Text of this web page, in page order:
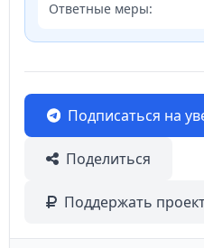
Ответные меры:
Подписаться на
Поделиться
Поддержать